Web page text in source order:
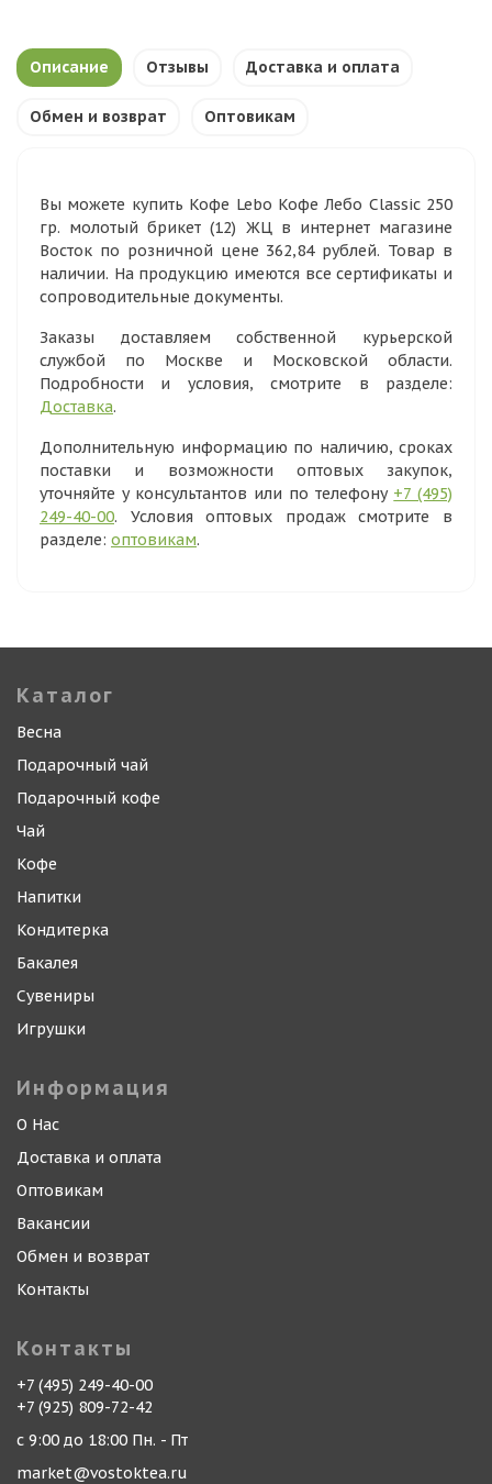
Описание Отзывы Доставка и оплата
Обмен и возврат Оптовикам
Вы можете купить Кофе Lebo Кофе Лебо Classic 250
гр. молотый брикет (12) ЖЦ в интернет магазине
Восток по розничной цене 362,84 рублей. Товар в
наличии. На продукцию имеются все сертификаты и
сопроводительные документы.
Заказы доставляем собственной курьерской
службой по Москве и Московской области.
Подробности и условия, смотрите в разделе:
Доставка.
Дополнительную информацию по наличию, сроках
поставки и возможности оптовых закупок,
уточняйте у консультантов или по телефону +7 (495)
249-40-00. Условия оптовых продаж смотрите в
разделе: оптовикам.
Каталог
Весна
Подарочный чай
Подарочный кофе
Чай
Кофе
Напитки
Кондитерка
Бакалея
Сувениры
Игрушки
Информация
О Нас
Доставка и оплата
Оптовикам
Вакансии
Обмен и возврат
Контакты
Контакты
+7 (495) 249-40-00
+7 (925) 809-72-42
с 9:00 до 18:00 Пн. - Пт
market@vostoktea.ru